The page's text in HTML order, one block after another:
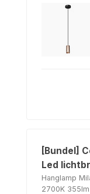
[Bundel]
Led
Hanglamp
2700K